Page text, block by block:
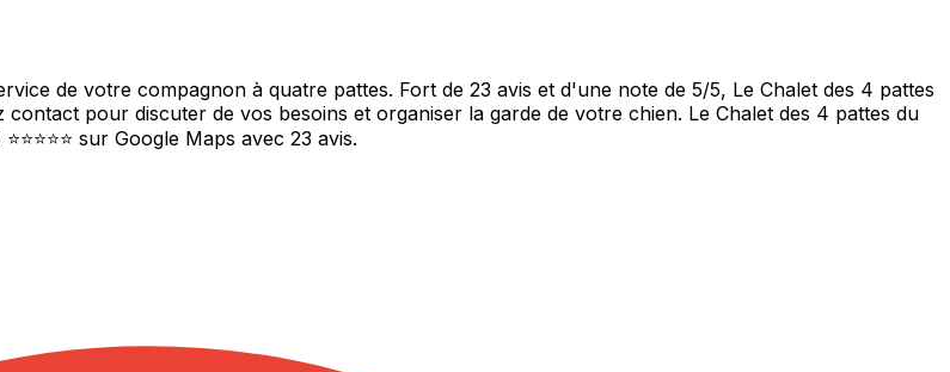
de votre compagnon à quatre pattes. Fort de 23 avis et d'une note de 5/5, Le Chalet des 4 pattes
pour discuter de vos besoins et organiser la garde de votre chien. Le Chalet des 4 pattes du
sur Google Maps avec 23 avis.